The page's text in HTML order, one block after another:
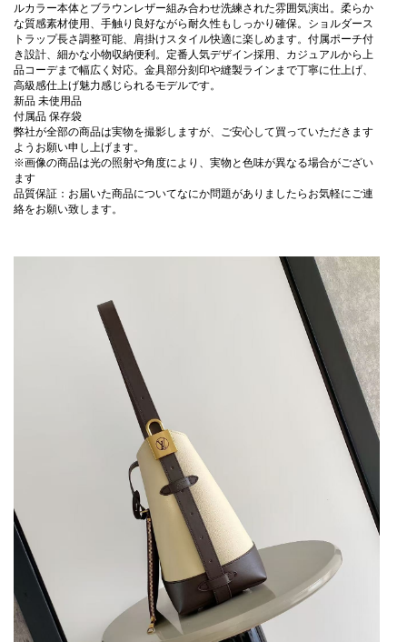
ルカラー本体とブラウンレザー組み合わせ洗練された雰囲気演出。柔らか
な質感素材使用、手触り良好ながら耐久性もしっかり確保。ショルダース
トラップ長さ調整可能、肩掛けスタイル快適に楽しめます。付属ポーチ付
き設計、細かな小物収納便利。定番人気デザイン採用、カジュアルから上
品コーデまで幅広く対応。金具部分刻印や縫製ラインまで丁寧に仕上げ、
高級感仕上げ魅力感じられるモデルです。
新品 未使用品
付属品 保存袋
弊社が全部の商品は実物を撮影しますが、ご安心して買っていただきます
ようお願い申し上げます。
※画像の商品は光の照射や角度により、実物と色味が異なる場合がござい
ます
品質保証：お届いた商品についてなにか問題がありましたらお気軽にご連
絡をお願い致します。